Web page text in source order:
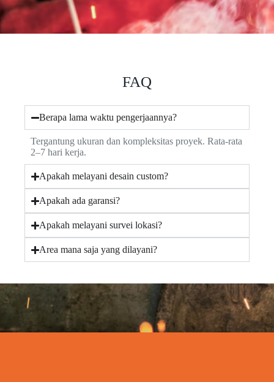
FAQ
Berapa lama waktu pengerjaannya?
Tergantung ukuran dan kompleksitas proyek. Rata-rata
2–7 hari kerja.
Apakah melayani desain custom?
Apakah ada garansi?
Apakah melayani survei lokasi?
Area mana saja yang dilayani?